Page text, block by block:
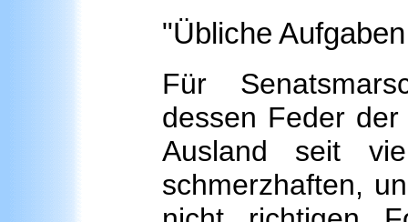
"Übliche
Für
dessen Feder
Ausland seit
schmerzhaften,